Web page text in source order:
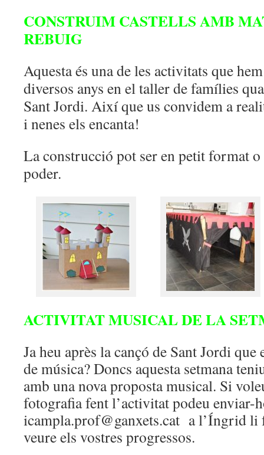
CONSTRUIM CASTELLS AMB
REBUIG
Aquesta és una de les activitats que
diversos anys en el taller de famílies
Sant Jordi. Així que us convidem a
i nenes els encanta!
La construcció pot ser en petit format
poder.
ACTIVITAT MUSICAL DE LA
Ja heu après la cançó de Sant Jordi que
de música? Doncs aquesta setmana
amb una nova proposta musical. Si
fotografia fent l’activitat podeu enviar-
icampla.prof@ganxets.cat a l’Íngrid li
veure els vostres progressos.